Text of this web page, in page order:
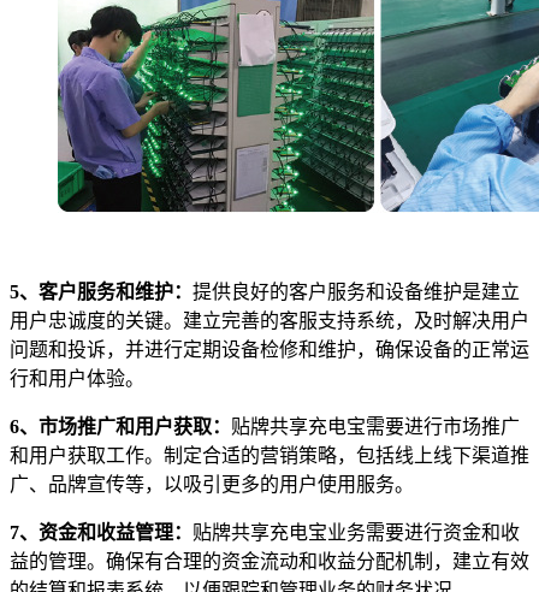
5、客户服务和维护： 提供良好的客户服务和设备维护是建立
用户忠诚度的关键。建立完善的客服支持系统，及时解决用户
问题和投诉，并进行定期设备检修和维护，确保设备的正常运
行和用户体验。
6、市场推广和用户获取： 贴牌共享充电宝需要进行市场推广
和用户获取工作。制定合适的营销策略，包括线上线下渠道推
广、品牌宣传等，以吸引更多的用户使用服务。
7、资金和收益管理： 贴牌共享充电宝业务需要进行资金和收
益的管理。确保有合理的资金流动和收益分配机制，建立有效